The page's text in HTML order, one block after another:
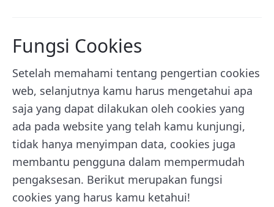
Fungsi Cookies
Setelah memahami tentang pengertian cookies
web, selanjutnya kamu harus mengetahui apa
saja yang dapat dilakukan oleh cookies yang
ada pada website yang telah kamu kunjungi,
tidak hanya menyimpan data, cookies juga
membantu pengguna dalam mempermudah
pengaksesan. Berikut merupakan fungsi
cookies yang harus kamu ketahui!